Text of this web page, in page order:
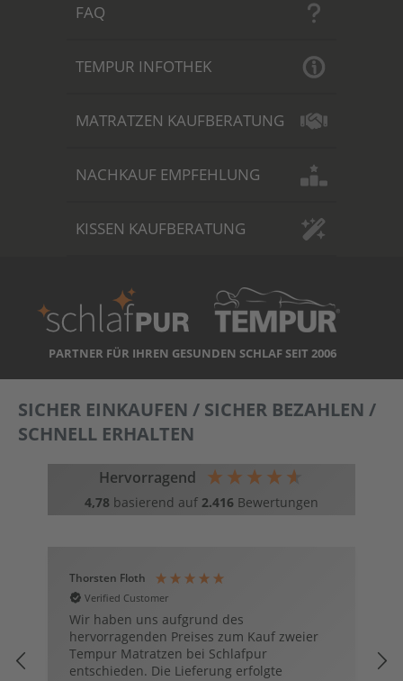
FAQ
TEMPUR INFOTHEK
MATRATZEN KAUFBERATUNG
NACHKAUF EMPFEHLUNG
KISSEN KAUFBERATUNG
PARTNER FÜR IHREN GESUNDEN SCHLAF SEIT 2006
SICHER EINKAUFEN / SICHER BEZAHLEN /
SCHNELL ERHALTEN
Hervorragend
4,78 basierend auf 2.416 Bewertungen
Thorsten Floth
Verified Customer
Wir haben uns aufgrund des
hervorragenden Preises zum Kauf zweier
Tempur Matratzen bei Schlafpur
entschieden. Die Lieferung erfolgte